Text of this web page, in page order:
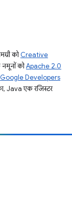
कोCreative
कोApache 2.0
Google Developers
Java एक रजिस्टर